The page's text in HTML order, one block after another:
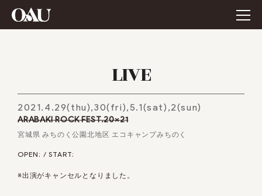
LIVE
2021.4.29(thu),30(fri),5.1(sat),2(sun)
ARABAKI ROCK FEST.20×21
宮城県 みちのく公園北地区 エコキャンプみちのく
OPEN: / START:
※出演がキャンセルとなりました。